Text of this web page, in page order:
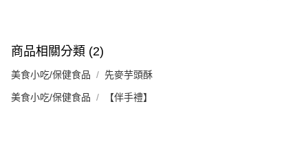
商品相關分類 (2)
美食小吃/保健食品 先麥芋頭酥
美食小吃/保健食品 【伴手禮】